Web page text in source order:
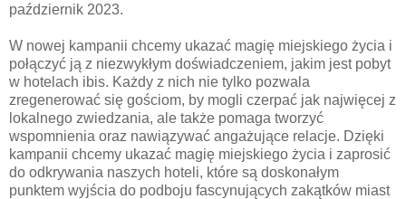
październik 2023.
W nowej kampanii chcemy ukazać magię miejskiego życia i
połączyć ją z niezwykłym doświadczeniem, jakim jest pobyt
w hotelach ibis. Każdy z nich nie tylko pozwala
zregenerować się gościom, by mogli czerpać jak najwięcej z
lokalnego zwiedzania, ale także pomaga tworzyć
wspomnienia oraz nawiązywać angażujące relacje. Dzięki
kampanii chcemy ukazać magię miejskiego życia i zaprosić
do odkrywania naszych hoteli, które są doskonałym
punktem wyjścia do podboju fascynujących zakątków miast